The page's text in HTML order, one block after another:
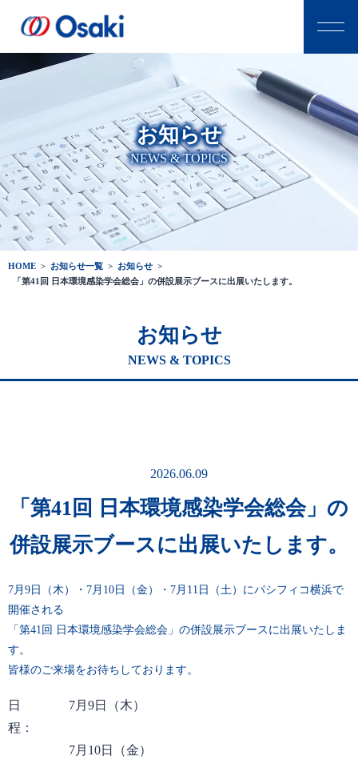
お知らせ
NEWS & TOPICS
HOME > お知らせ一覧 > お知らせ >
「第41回 日本環境感染学会総会」の併設展示ブースに出展いたします。
お知らせ
NEWS & TOPICS
2026.06.09
「第41回 日本環境感染学会総会」の
併設展示ブースに出展いたします。
7月9日（木）・7月10日（金）・7月11日（土）にパシフィコ横浜で
開催される
「第41回 日本環境感染学会総会」の併設展示ブースに出展いたしま
す。
皆様のご来場をお待ちしております。
日
程：
7月9日（木）
7月10日（金）